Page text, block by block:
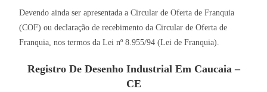
Devendo ainda ser apresentada a Circular de Oferta de Franquia
(COF) ou declaração de recebimento da Circular de Oferta de
Franquia, nos termos da Lei nº 8.955/94 (Lei de Franquia).
Registro De Desenho Industrial Em Caucaia –
CE